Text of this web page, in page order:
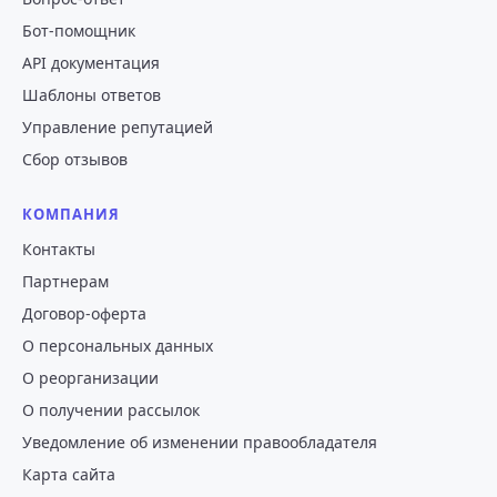
регламентирована; актуальные обновления
В сентябре 2025 года мы открыли публичный API
и собираем идеи по его расширению. Если у вас
есть предложение — оставьте его, пожалуйста, в
Бот-помощник
API документация
Шаблоны ответов
Управление репутацией
Сбор отзывов
КОМПАНИЯ
Контакты
Партнерам
Договор-оферта
О персональных данных
О реорганизации
О получении рассылок
Уведомление об изменении правообладателя
Карта сайта